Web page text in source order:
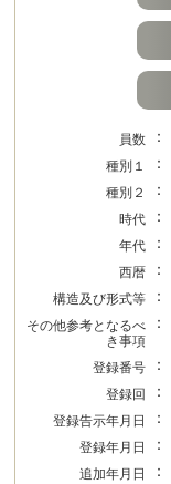
員数 ：
種別１
：
種別２
：
時代
：
年代
：
西暦
：
構造及び形式等
：
その他参考となるべ
き事項
：
登録番号 ：
登録回
：
登録告示年月日
：
登録年月日
：
追加年月日
：